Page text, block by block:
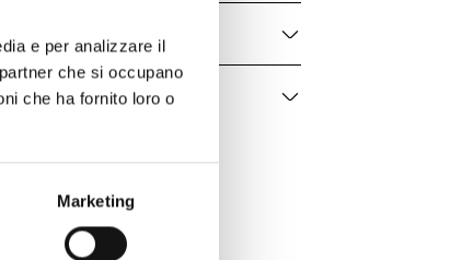
e per analizzare il
che si occupano
che ha fornito loro o
Marketing